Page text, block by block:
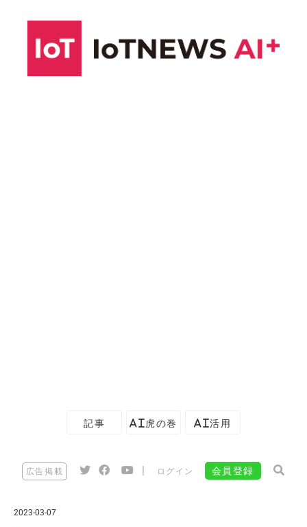
記事 AI虎の巻 AI活用
広告掲載 ログイン 会員登録
2023-03-07